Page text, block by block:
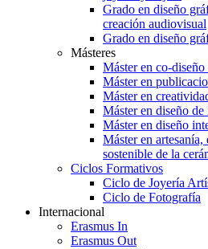
Grado en diseño
creación audiovisual
Grado en diseño
Másteres
Máster en co-
Máster en
Máster en
Máster en diseño
Máster en diseño
Máster en
sostenible de la
Ciclos Formativos
Ciclo de Joyería
Ciclo de Fotografía
Internacional
Erasmus In
Erasmus Out